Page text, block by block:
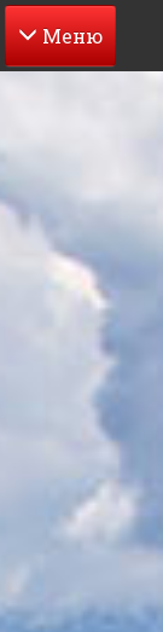
Перейти
содержанию